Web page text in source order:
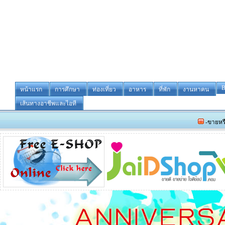
หน้าแรก การศึกษา ท่องเที่ยว อาหาร ที่พัก งานหาคน
เส้นทางอาชีพและไอที
-ขายหรือให้เช่า